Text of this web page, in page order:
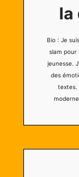
la
Bio : Je
slam pour
jeunesse.
des
textes.